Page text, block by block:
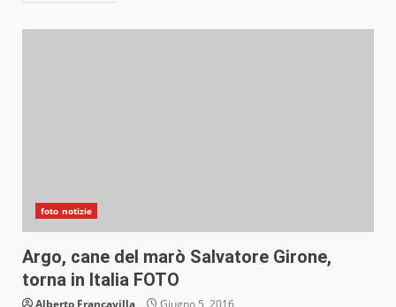
foto notizie
Argo, cane del marò Salvatore Girone,
torna in Italia FOTO